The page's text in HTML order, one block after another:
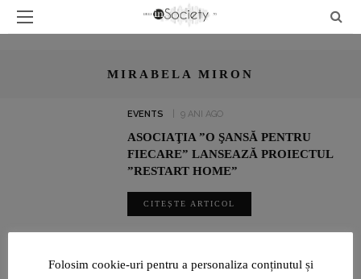
MIRABELA MIRON
EVENTS 9 ANI AGO
ASOCIAŢIA ”O ŞANSĂ PENTRU
FIECARE” LANSEAZĂ PROIECTUL
”RESTART HOME”
CITEȘTE ARTICOL
Folosim cookie-uri pentru a personaliza conținutul și